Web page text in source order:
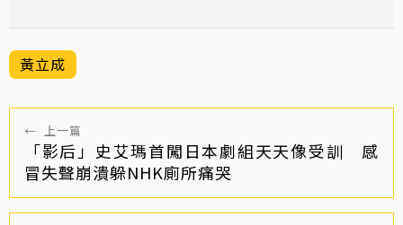
黃立成
← 上一篇
「影后」史艾瑪首闖日本劇組天天像受訓 感
冒失聲崩潰躲NHK廁所痛哭